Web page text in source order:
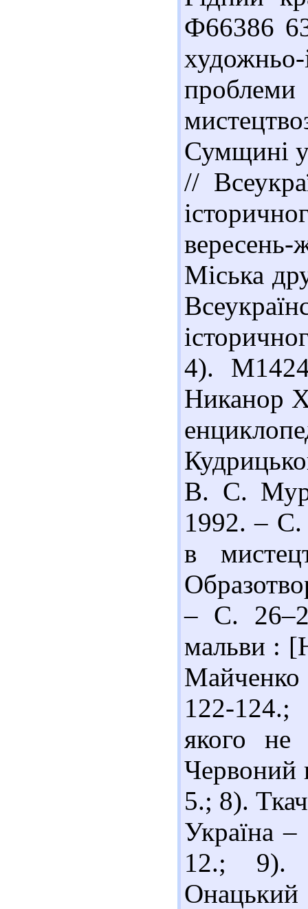
Ф66386
Сумщині
//
Міська
4).
Никанор
В. С.
1992. –
в
– С.
мальви :
122-
якого
Червоний
5.; 8).
Україна
12.; 9).